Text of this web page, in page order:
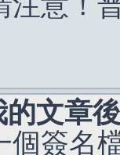
文章
個簽名